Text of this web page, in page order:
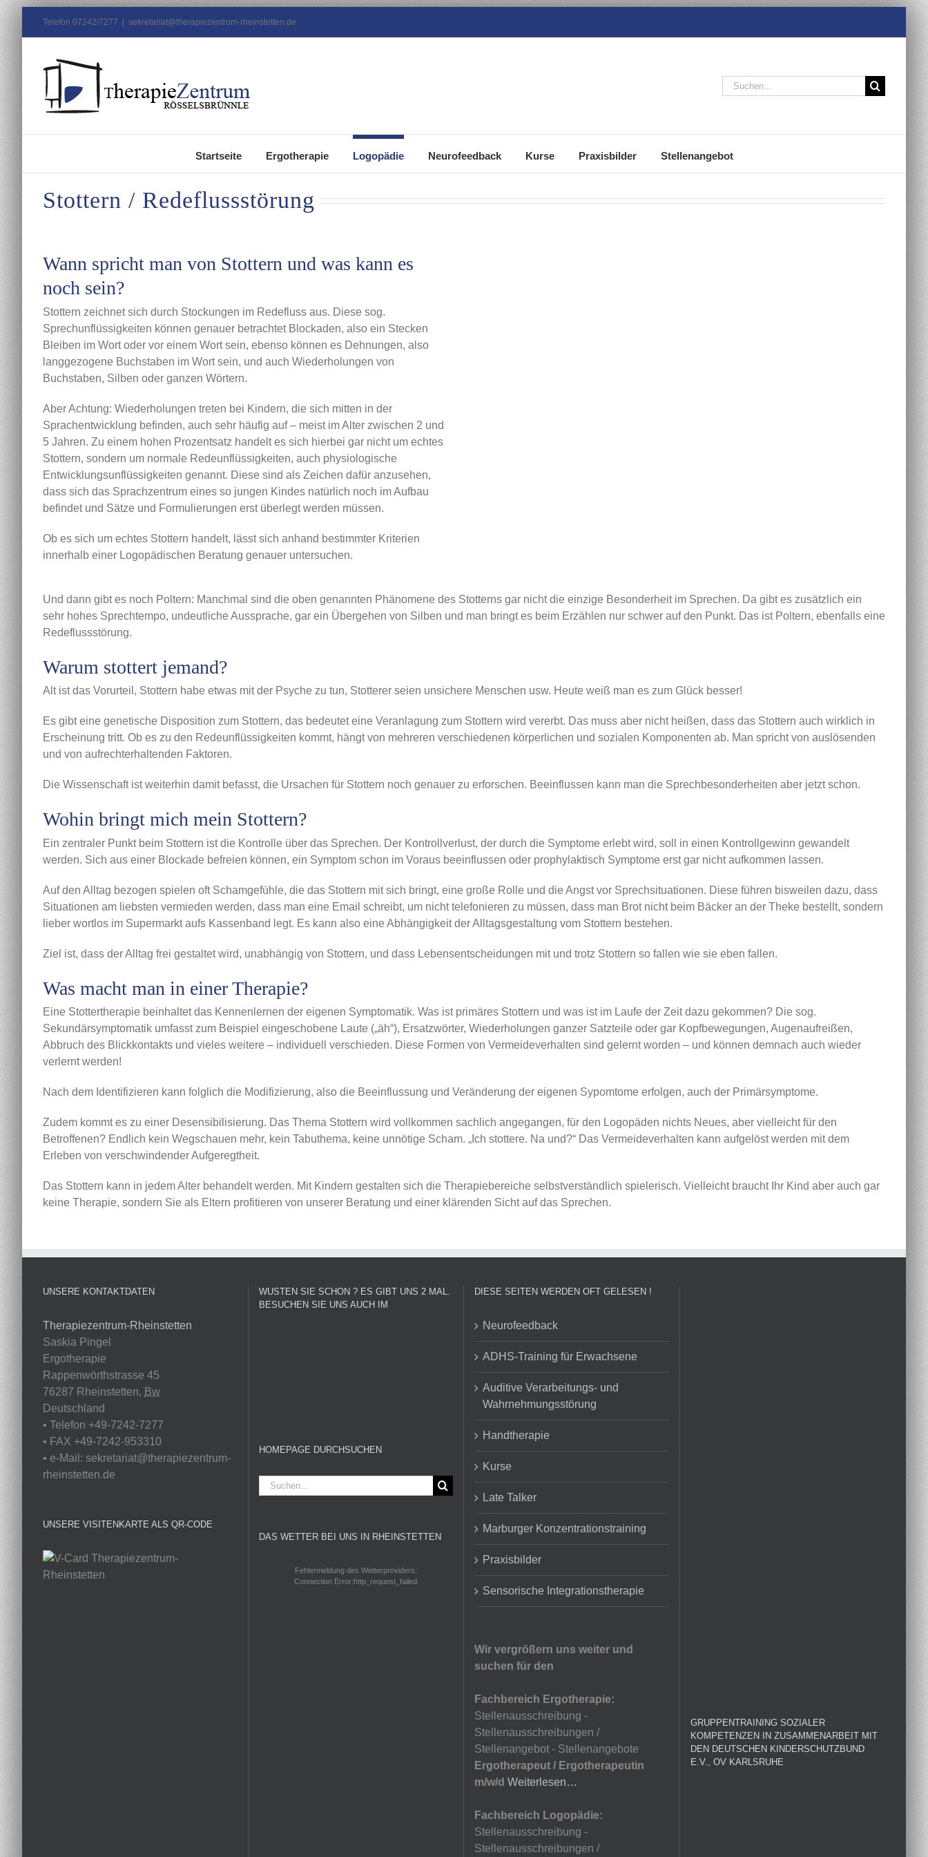
Telefon 07242/7277 sekretariat@therapiezentrum-rheinstetten.de
Suche
nach:
Startseite Ergotherapie Logopädie Neurofeedback Kurse Praxisbilder Stellenangebot
Stottern / Redeflussstörung
Wann spricht man von Stottern und was kann es
noch sein?
Stottern zeichnet sich durch Stockungen im Redefluss aus. Diese sog.
Sprechunflüssigkeiten können genauer betrachtet Blockaden, also ein Stecken
Bleiben im Wort oder vor einem Wort sein, ebenso können es Dehnungen, also
langgezogene Buchstaben im Wort sein, und auch Wiederholungen von
Buchstaben, Silben oder ganzen Wörtern.
Aber Achtung: Wiederholungen treten bei Kindern, die sich mitten in der
Sprachentwicklung befinden, auch sehr häufig auf – meist im Alter zwischen 2 und
5 Jahren. Zu einem hohen Prozentsatz handelt es sich hierbei gar nicht um echtes
Stottern, sondern um normale Redeunflüssigkeiten, auch physiologische
Entwicklungsunflüssigkeiten genannt. Diese sind als Zeichen dafür anzusehen,
dass sich das Sprachzentrum eines so jungen Kindes natürlich noch im Aufbau
befindet und Sätze und Formulierungen erst überlegt werden müssen.
Ob es sich um echtes Stottern handelt, lässt sich anhand bestimmter Kriterien
innerhalb einer Logopädischen Beratung genauer untersuchen.
Und dann gibt es noch Poltern: Manchmal sind die oben genannten Phänomene des Stotterns gar nicht die einzige Besonderheit im Sprechen. Da gibt es zusätzlich ein
sehr hohes Sprechtempo, undeutliche Aussprache, gar ein Übergehen von Silben und man bringt es beim Erzählen nur schwer auf den Punkt. Das ist Poltern, ebenfalls eine
Redeflussstörung.
Warum stottert jemand?
Alt ist das Vorurteil, Stottern habe etwas mit der Psyche zu tun, Stotterer seien unsichere Menschen usw. Heute weiß man es zum Glück besser!
Es gibt eine genetische Disposition zum Stottern, das bedeutet eine Veranlagung zum Stottern wird vererbt. Das muss aber nicht heißen, dass das Stottern auch wirklich in
Erscheinung tritt. Ob es zu den Redeunflüssigkeiten kommt, hängt von mehreren verschiedenen körperlichen und sozialen Komponenten ab. Man spricht von auslösenden
und von aufrechterhaltenden Faktoren.
Die Wissenschaft ist weiterhin damit befasst, die Ursachen für Stottern noch genauer zu erforschen. Beeinflussen kann man die Sprechbesonderheiten aber jetzt schon.
Wohin bringt mich mein Stottern?
Ein zentraler Punkt beim Stottern ist die Kontrolle über das Sprechen. Der Kontrollverlust, der durch die Symptome erlebt wird, soll in einen Kontrollgewinn gewandelt
werden. Sich aus einer Blockade befreien können, ein Symptom schon im Voraus beeinflussen oder prophylaktisch Symptome erst gar nicht aufkommen lassen.
Auf den Alltag bezogen spielen oft Schamgefühle, die das Stottern mit sich bringt, eine große Rolle und die Angst vor Sprechsituationen. Diese führen bisweilen dazu, dass
Situationen am liebsten vermieden werden, dass man eine Email schreibt, um nicht telefonieren zu müssen, dass man Brot nicht beim Bäcker an der Theke bestellt, sondern
lieber wortlos im Supermarkt aufs Kassenband legt. Es kann also eine Abhängigkeit der Alltagsgestaltung vom Stottern bestehen.
Ziel ist, dass der Alltag frei gestaltet wird, unabhängig von Stottern, und dass Lebensentscheidungen mit und trotz Stottern so fallen wie sie eben fallen.
Was macht man in einer Therapie?
Eine Stottertherapie beinhaltet das Kennenlernen der eigenen Symptomatik. Was ist primäres Stottern und was ist im Laufe der Zeit dazu gekommen? Die sog.
Sekundärsymptomatik umfasst zum Beispiel eingeschobene Laute („äh“), Ersatzwörter, Wiederholungen ganzer Satzteile oder gar Kopfbewegungen, Augenaufreißen,
Abbruch des Blickkontakts und vieles weitere – individuell verschieden. Diese Formen von Vermeideverhalten sind gelernt worden – und können demnach auch wieder
verlernt werden!
Nach dem Identifizieren kann folglich die Modifizierung, also die Beeinflussung und Veränderung der eigenen Sypomtome erfolgen, auch der Primärsymptome.
Zudem kommt es zu einer Desensibilisierung. Das Thema Stottern wird vollkommen sachlich angegangen, für den Logopäden nichts Neues, aber vielleicht für den
Betroffenen? Endlich kein Wegschauen mehr, kein Tabuthema, keine unnötige Scham. „Ich stottere. Na und?“ Das Vermeideverhalten kann aufgelöst werden mit dem
Erleben von verschwindender Aufgeregtheit.
Das Stottern kann in jedem Alter behandelt werden. Mit Kindern gestalten sich die Therapiebereiche selbstverständlich spielerisch. Vielleicht braucht Ihr Kind aber auch gar
keine Therapie, sondern Sie als Eltern profitieren von unserer Beratung und einer klärenden Sicht auf das Sprechen.
UNSERE KONTAKTDATEN
Therapiezentrum-Rheinstetten
Saskia Pingel
Ergotherapie
Rappenwörthstrasse 45
76287 Rheinstetten, Bw
Deutschland
• Telefon +49-7242-7277
• FAX +49-7242-953310
• e-Mail: sekretariat@therapiezentrum-
rheinstetten.de
UNSERE VISITENKARTE ALS QR-CODE
WUSTEN SIE SCHON ? ES GIBT UNS 2 MAL.
BESUCHEN SIE UNS AUCH IM
HOMEPAGE DURCHSUCHEN
Suche
nach:
DAS WETTER BEI UNS IN RHEINSTETTEN
Fehlermeldung des Wetterproviders:
Connection Error:http_request_failed
DIESE SEITEN WERDEN OFT GELESEN !
Neurofeedback
ADHS-Training für Erwachsene
Auditive Verarbeitungs- und
Wahrnehmungsstörung
Handtherapie
Kurse
Late Talker
Marburger Konzentrationstraining
Praxisbilder
Sensorische Integrationstherapie
Wir vergrößern uns weiter und
suchen für den
Fachbereich Ergotherapie:
Stellenausschreibung -
Stellenausschreibungen /
Stellenangebot - Stellenangebote
Ergotherapeut / Ergotherapeutin
m/w/d Weiterlesen…
Fachbereich Logopädie:
Stellenausschreibung -
Stellenausschreibungen /
GRUPPENTRAINING SOZIALER
KOMPETENZEN IN ZUSAMMENARBEIT MIT
DEN DEUTSCHEN KINDERSCHUTZBUND
E.V., OV KARLSRUHE